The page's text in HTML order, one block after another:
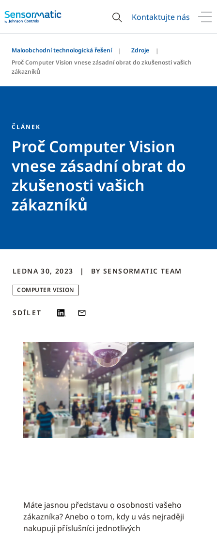
Kontaktujte nás
Maloobchodní technologická řešení
Zdroje
Proč Computer Vision vnese zásadní obrat do zkušenosti vašich
zákazníků
ČLÁNEK
Proč Computer Vision
vnese zásadní obrat do
zkušenosti vašich
zákazníků
LEDNA 30, 2023 BY SENSORMATIC TEAM
COMPUTER VISION
SDÍLET
Máte jasnou představu o osobnosti vašeho
zákazníka? Anebo o tom, kdy u vás nejraději
nakupují příslušníci jednotlivých